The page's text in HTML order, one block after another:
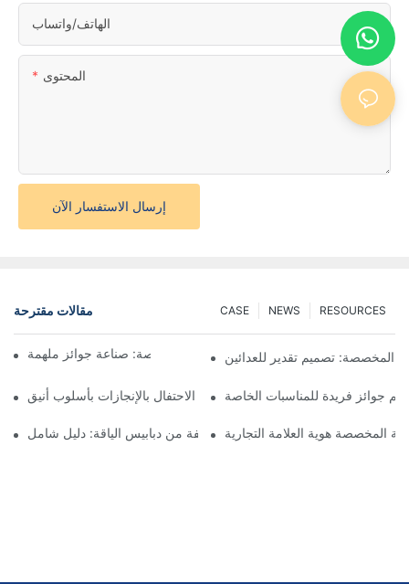
الهاتف/واتساب
المحتوى
إرسال الاستفسار الآن
مقالات مقترحة RESOURCES
NEWS
CASE
فن صنع الميداليات المخصصة: صناعة جوائز ملهمةالمخصصة: تصميم تقدير للعدائين
ميداليات الجوائز المخصصة: الاحتفال بالإنجازات بأسلوب أنيق
جوائز فريدة للمناسبات الخاصة
فهم أنواع مختلفة من دبابيس الياقة: دليل شاملالمخصصة هوية العلامة التجارية